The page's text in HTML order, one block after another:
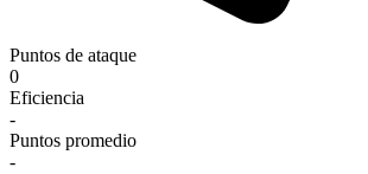
Puntos de ataque
0
Eficiencia
-
Puntos promedio
-